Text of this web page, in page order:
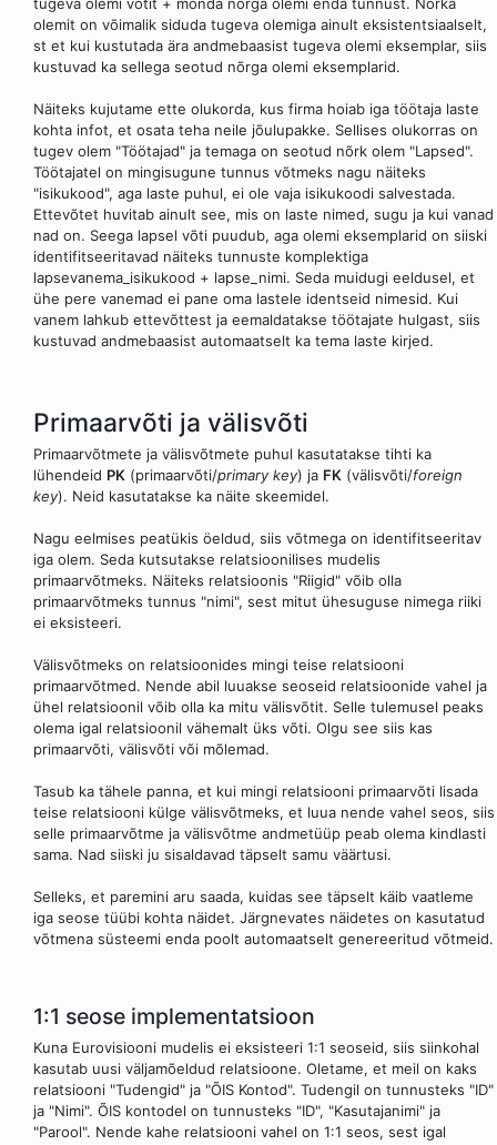
tugeva olemi võtit + mõnda nõrga olemi enda tunnust. Nõrka
olemit on võimalik siduda tugeva olemiga ainult eksistentsiaalselt,
st et kui kustutada ära andmebaasist tugeva olemi eksemplar, siis
kustuvad ka sellega seotud nõrga olemi eksemplarid.
Näiteks kujutame ette olukorda, kus firma hoiab iga töötaja laste
kohta infot, et osata teha neile jõulupakke. Sellises olukorras on
tugev olem "Töötajad" ja temaga on seotud nõrk olem "Lapsed".
Töötajatel on mingisugune tunnus võtmeks nagu näiteks
"isikukood", aga laste puhul, ei ole vaja isikukoodi salvestada.
Ettevõtet huvitab ainult see, mis on laste nimed, sugu ja kui vanad
nad on. Seega lapsel võti puudub, aga olemi eksemplarid on siiski
identifitseeritavad näiteks tunnuste komplektiga
lapsevanema_isikukood + lapse_nimi. Seda muidugi eeldusel, et
ühe pere vanemad ei pane oma lastele identseid nimesid. Kui
vanem lahkub ettevõttest ja eemaldatakse töötajate hulgast, siis
kustuvad andmebaasist automaatselt ka tema laste kirjed.
Primaarvõti ja välisvõti
Primaarvõtmete ja välisvõtmete puhul kasutatakse tihti ka
lühendeid PK (primaarvõti/primary key) ja FK (välisvõti/foreign
key). Neid kasutatakse ka näite skeemidel.
Nagu eelmises peatükis öeldud, siis võtmega on identifitseeritav
iga olem. Seda kutsutakse relatsioonilises mudelis
primaarvõtmeks. Näiteks relatsioonis "Riigid" võib olla
primaarvõtmeks tunnus "nimi", sest mitut ühesuguse nimega riiki
ei eksisteeri.
Välisvõtmeks on relatsioonides mingi teise relatsiooni
primaarvõtmed. Nende abil luuakse seoseid relatsioonide vahel ja
ühel relatsioonil võib olla ka mitu välisvõtit. Selle tulemusel peaks
olema igal relatsioonil vähemalt üks võti. Olgu see siis kas
primaarvõti, välisvõti või mõlemad.
Tasub ka tähele panna, et kui mingi relatsiooni primaarvõti lisada
teise relatsiooni külge välisvõtmeks, et luua nende vahel seos, siis
selle primaarvõtme ja välisvõtme andmetüüp peab olema kindlasti
sama. Nad siiski ju sisaldavad täpselt samu väärtusi.
Selleks, et paremini aru saada, kuidas see täpselt käib vaatleme
iga seose tüübi kohta näidet. Järgnevates näidetes on kasutatud
võtmena süsteemi enda poolt automaatselt genereeritud võtmeid.
1:1 seose implementatsioon
Kuna Eurovisiooni mudelis ei eksisteeri 1:1 seoseid, siis siinkohal
kasutab uusi väljamõeldud relatsioone. Oletame, et meil on kaks
relatsiooni "Tudengid" ja "ÕIS Kontod". Tudengil on tunnusteks "ID"
ja "Nimi". ÕIS kontodel on tunnusteks "ID", "Kasutajanimi" ja
"Parool". Nende kahe relatsiooni vahel on 1:1 seos, sest igal